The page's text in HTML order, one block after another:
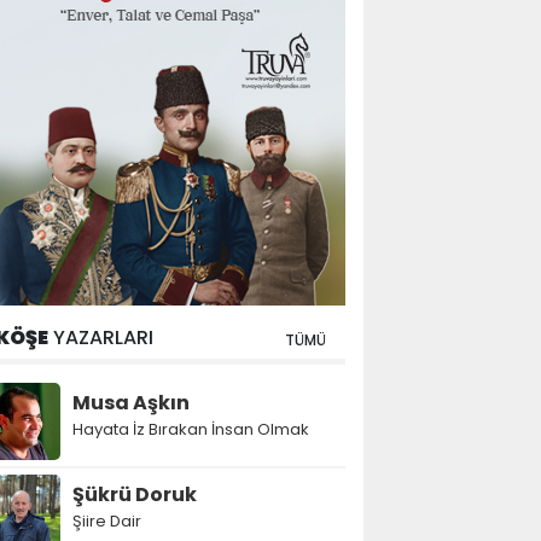
YAZARLARI TÜMÜ
Musa Aşkın
Hayata İz Bırakan İnsan Olmak
Şükrü Doruk
Şiire Dair